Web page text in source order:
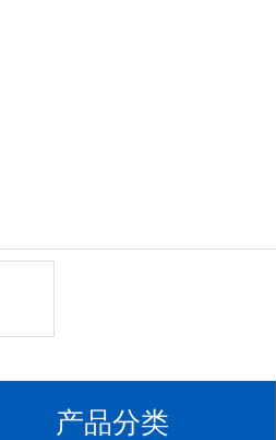
产品分类